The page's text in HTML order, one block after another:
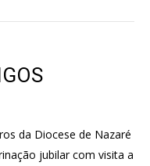
da Diocese de Nazaré
jubilar com visita a